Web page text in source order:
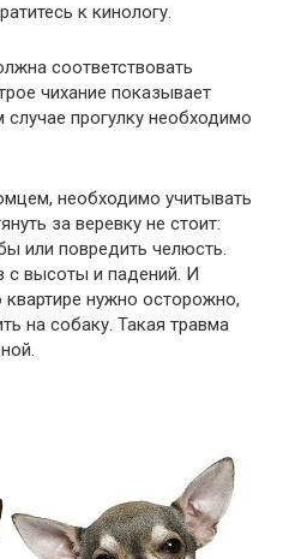
к кинологу.
соответствовать
чихание показывает
случае прогулку необходимо
необходимо учитывать
за веревку не стоит:
или повредить челюсть.
с высоты и падений. И
квартире нужно осторожно,
на собаку. Такая травма